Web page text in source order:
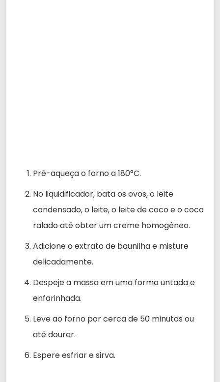
Pré-aqueça o forno a 180°C.
No liquidificador, bata os ovos, o leite
condensado, o leite, o leite de coco e o coco
ralado até obter um creme homogêneo.
Adicione o extrato de baunilha e misture
delicadamente.
Despeje a massa em uma forma untada e
enfarinhada.
Leve ao forno por cerca de 50 minutos ou
até dourar.
Espere esfriar e sirva.